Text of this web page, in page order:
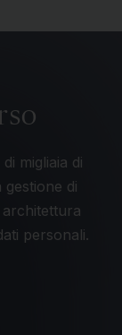
migliaia di
gestione di
personali.